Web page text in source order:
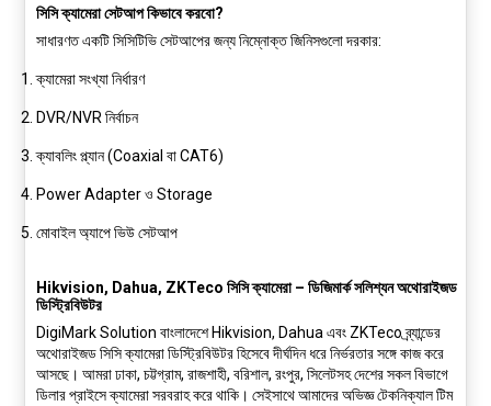
সিসি ক্যামেরা সেটআপ কিভাবে করবো?
সাধারণত একটি সিসিটিভি সেটআপের জন্য নিম্নোক্ত জিনিসগুলো দরকার:
ক্যামেরা সংখ্যা নির্ধারণ
DVR/NVR নির্বাচন
ক্যাবলিং প্ল্যান (Coaxial বা CAT6)
Power Adapter ও Storage
মোবাইল অ্যাপে ভিউ সেটআপ
Hikvision, Dahua, ZKTeco সিসি ক্যামেরা – ডিজিমার্ক সলিশ্যন অথোরাইজড
ডিস্ট্রিবিউটর
DigiMark Solution বাংলাদেশে Hikvision, Dahua এবং ZKTeco ব্র্যান্ডের
অথোরাইজড সিসি ক্যামেরা ডিস্ট্রিবিউটর হিসেবে দীর্ঘদিন ধরে নির্ভরতার সঙ্গে কাজ করে
আসছে। আমরা ঢাকা, চট্টগ্রাম, রাজশাহী, বরিশাল, রংপুর, সিলেটসহ দেশের সকল বিভাগে
ডিলার প্রাইসে ক্যামেরা সরবরাহ করে থাকি। সেইসাথে আমাদের অভিজ্ঞ টেকনিক্যাল টিম